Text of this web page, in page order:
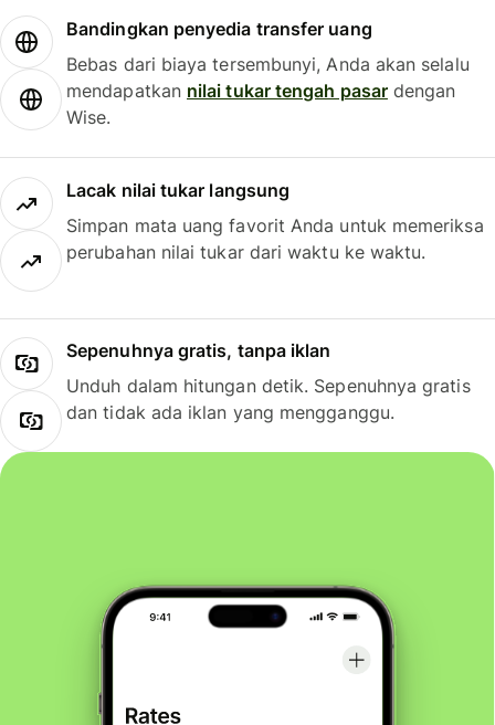
Bandingkan penyedia transfer uang
Bebas dari biaya tersembunyi, Anda akan selalu
mendapatkan nilai tukar tengah pasardengan
Wise.
Lacak nilai tukar langsung
Simpan mata uang favorit Anda untuk memeriksa
perubahan nilai tukar dari waktu ke waktu.
Sepenuhnya gratis, tanpa iklan
Unduh dalam hitungan detik. Sepenuhnya gratis
dan tidak ada iklan yang mengganggu.